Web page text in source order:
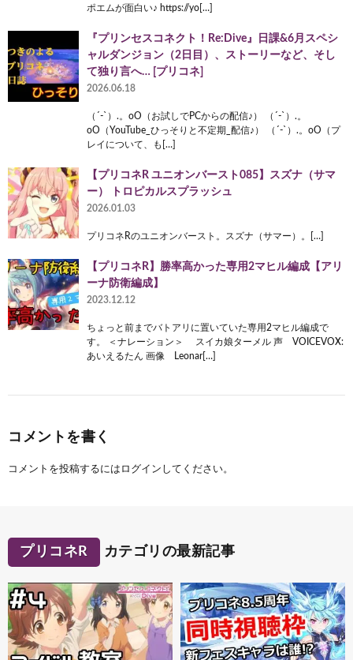
ポエムが面白い♪ https://yo[…]
『プリンセスコネクト！Re:Dive』日課&6月スペシ
ャルダンジョン（2日目）、ストーリーなど、そし
て独り言へ… [プリコネ]
2026.06.18
（´-`）.。oO（お試しでPCからの配信♪） （´-`）.。
oO（YouTube_ひっそりと不定期_配信♪） （´-`）.。oO（プ
レイについて、も[…]
【プリコネR ユニオンバースト085】スズナ（サマ
ー） トロピカルスプラッシュ
2026.01.03
プリコネRのユニオンバースト。スズナ（サマー）。[…]
【プリコネR】勝率高かった専用2マヒル編成【アリ
ーナ防衛編成】
2023.12.12
ちょっと前までバトアリに置いていた専用2マヒル編成で
す。 ＜ナレーション＞ スイカ娘ターメル 声 VOICEVOX:
あいえるたん 画像 Leonar[…]
コメントを書く
コメントを投稿するには ログイン してください。
プリコネR カテゴリの最新記事